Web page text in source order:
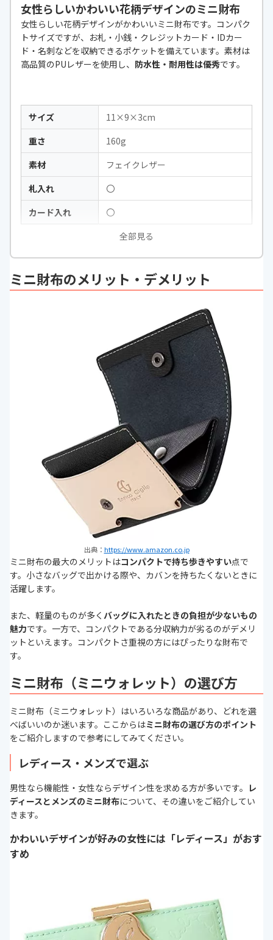
女性らしいかわいい花柄デザインのミニ財布
女性らしい花柄デザインがかわいいミニ財布です。コンパク
トサイズですが、お札・小銭・クレジットカード・IDカー
ド・名刺などを収納できるポケットを備えています。素材は
高品質のPUレザーを使用し、 防水性・耐用性は優秀です。
サイズ
11×9×3cm
重さ
160g
素材
フェイクレザー
札入れ
〇
カード入れ
〇
全部見る
ミニ財布のメリット・デメリット
出典： https://www.amazon.co.jp
ミニ財布の最大のメリットはコンパクトで持ち歩きやすい点で
す。小さなバッグで出かける際や、カバンを持ちたくないときに
活躍します。
また、軽量のものが多く バッグに入れたときの負担が少ないもの
魅力です。一方で、コンパクトである分収納力が劣るのがデメリ
ットといえます。コンパクトさ重視の方にはぴったりな財布で
す。
ミニ財布（ミニウォレット）の選び方
ミニ財布（ミニウォレット）はいろいろな商品があり、どれを選
べばいいのか迷います。ここからはミニ財布の選び方のポイント
をご紹介しますので参考にしてみてください。
レディース・メンズで選ぶ
男性なら機能性・女性ならデザイン性を求める方が多いです。 レ
ディースとメンズのミニ財布について、その違いをご紹介してい
きます。
かわいいデザインが好みの女性には「レディース」がおす
すめ